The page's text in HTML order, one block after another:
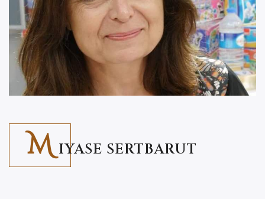
M IYASE SERTBARUT